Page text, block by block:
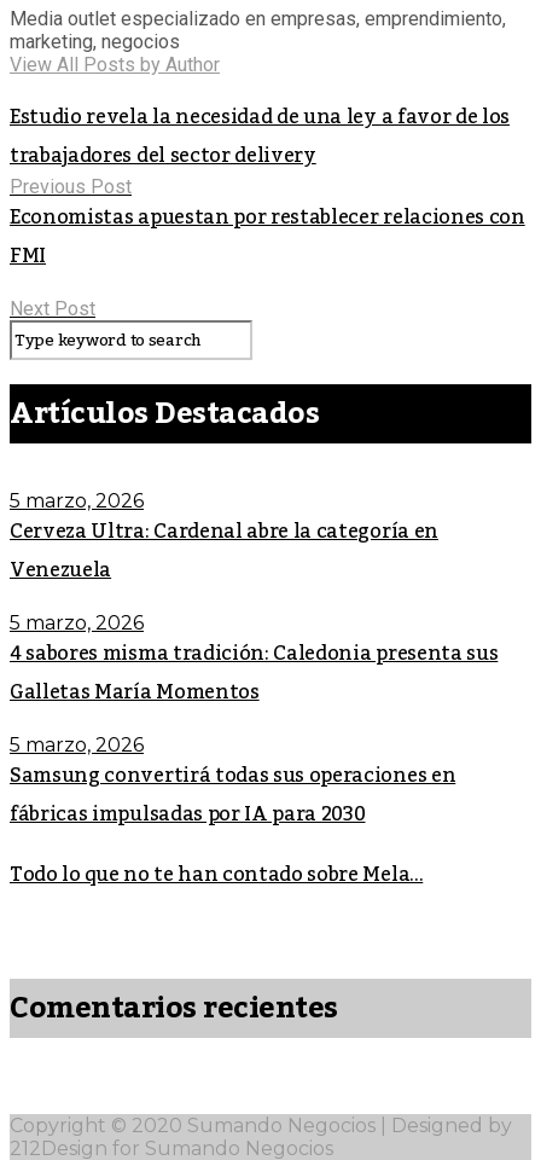
Media outlet especializado en empresas, emprendimiento,
marketing, negocios
View All Posts by Author
Estudio revela la necesidad de una ley a favor de los
trabajadores del sector delivery
Previous Post
Economistas apuestan por restablecer relaciones con
FMI
Next Post
Artículos Destacados
5 marzo, 2026
Cerveza Ultra: Cardenal abre la categoría en
Venezuela
5 marzo, 2026
4 sabores misma tradición: Caledonia presenta sus
Galletas María Momentos
5 marzo, 2026
Samsung convertirá todas sus operaciones en
fábricas impulsadas por IA para 2030
Todo lo que no te han contado sobre Mela...
Comentarios recientes
Copyright © 2020 Sumando Negocios | Designed by
212Design for Sumando Negocios